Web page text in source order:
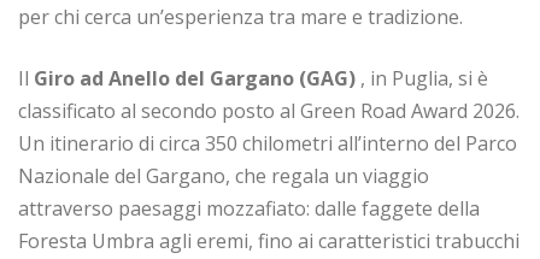
per chi cerca un’esperienza tra mare e tradizione.
Il Giro ad Anello del Gargano (GAG) , in Puglia, si è
classificato al secondo posto al Green Road Award 2026.
Un itinerario di circa 350 chilometri all’interno del Parco
Nazionale del Gargano, che regala un viaggio
attraverso paesaggi mozzafiato: dalle faggete della
Foresta Umbra agli eremi, fino ai caratteristici trabucchi